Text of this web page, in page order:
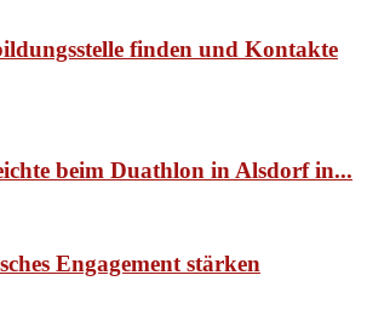
finden und Kontakte
beim Duathlon in Alsdorf in...
Engagement stärken